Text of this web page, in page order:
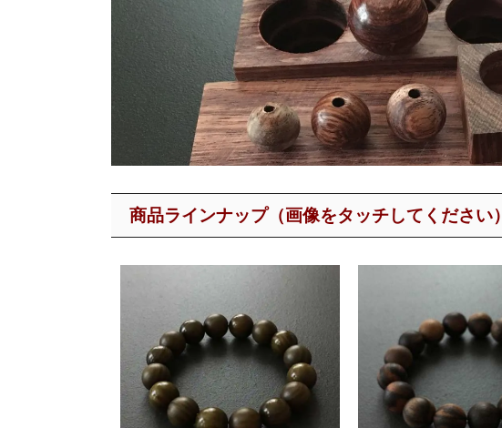
商品ラインナップ（画像をタッチしてください）